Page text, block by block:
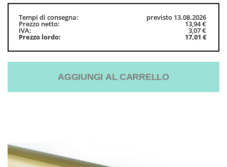
Tempi di consegna previsto 13.08.2026
Prezzo netto 13,94 €
IVA 3,07 €
Prezzo lordo 17,01 €
AGGIUNGI AL CARRELLO